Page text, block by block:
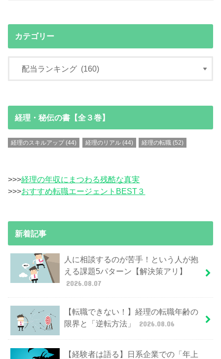
カテゴリー
経理・秘伝の書【全３巻】
経理のスキルアップ (44) 経理のリアル(44) 経理の転職 (52)
>>>経理の年収にまつわる残酷な真実
>>>おすすめ転職エージェントBEST３
新着記事
人に相談するのが苦手！という人が抱
える課題5パターン【解決策アリ】
2026.08.07
【転職できない！】経理の転職年齢の
限界と「逆転方法」
2026.08.06
【経験者は語る】日系企業での「年上